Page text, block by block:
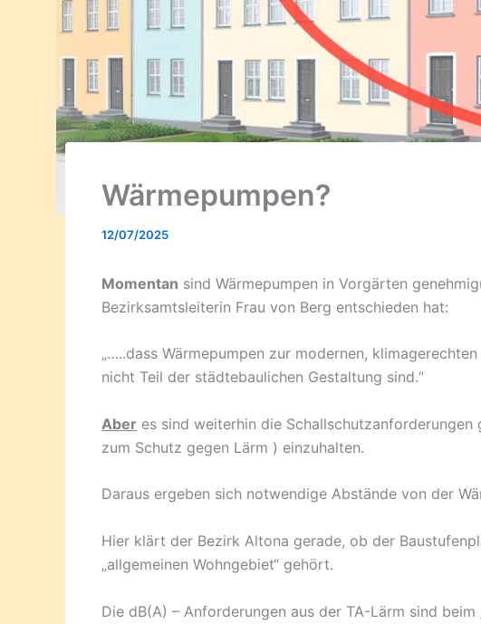
Wärmepumpen?
12/07/2025
Momentan sind Wärmepumpen in Vorgärten
Bezirksamtsleiterin Frau von Berg entschieden hat:
„…..dass Wärmepumpen zur modernen,
nicht Teil der städtebaulichen Gestaltung sind.“
Aber es sind weiterhin die
zum Schutz gegen Lärm ) einzuhalten.
Daraus ergeben sich notwendige Abstände von der
Hier klärt der Bezirk Altona gerade, ob der
„allgemeinen Wohngebiet“ gehört.
Die dB(A) – Anforderungen aus der TA-Lärm sind beim